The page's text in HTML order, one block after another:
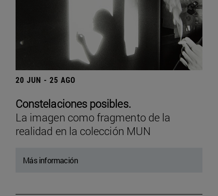
20 JUN - 25 AGO
Constelaciones posibles.
La imagen como fragmento de la
realidad en la colección MUN
Más información